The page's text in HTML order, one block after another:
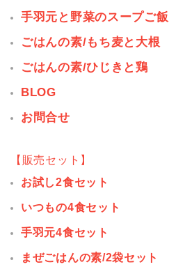
手羽元と野菜のスープご飯
ごはんの素/もち麦と大根
ごはんの素/ひじきと鶏
BLOG
お問合せ
【販売セット】
お試し2食セット
いつもの4食セット
手羽元4食セット
まぜごはんの素/2袋セット